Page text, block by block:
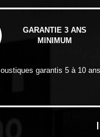
GARANTIE 3 ANS
MINIMUM
garantis 5 à 10 ans